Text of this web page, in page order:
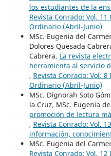
los estudiantes de la
Revista Conrado: Vol.
Ordinario (Abril-Junio)
MSc. Eugenia del
Dolores Quesada
Cabrera, La revista
herramienta al servicio
, Revista Conrado: Vol.
Ordinario (Abril-Junio)
MSc. Dignorah Soto
la Cruz, MSc. Eugenia
promoción de lectura
, Revista Conrado: Vol.
información,
MSc. Eugenia del
Revista Conrado: Vol.